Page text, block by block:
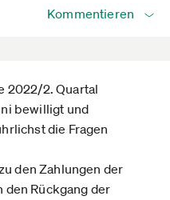
Kommentieren
2022/2. Quartal
bewilligt und
die Fragen
den Zahlungen der
Rückgang der